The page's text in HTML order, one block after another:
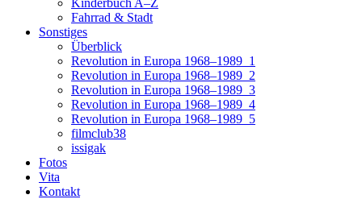
Kinderbuch A–Z
Fahrrad & Stadt
Sonstiges
Überblick
Revolution in Europa 1968–1989_1
Revolution in Europa 1968–1989_2
Revolution in Europa 1968–1989_3
Revolution in Europa 1968–1989_4
Revolution in Europa 1968–1989_5
filmclub38
issigak
Fotos
Vita
Kontakt